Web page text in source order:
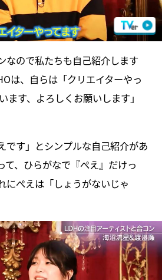
なので私たちも自己紹介します
は、自らは「クリエイターやっ
ます、よろしくお願いします」
す」とシンプルな自己紹介があ
て、ひらがなで『ぺえ』だけっ
にぺえは「しょうがないじゃ